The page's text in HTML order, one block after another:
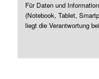
Für Daten und
(Notebook, Tablet,
liegt die Verantwortung